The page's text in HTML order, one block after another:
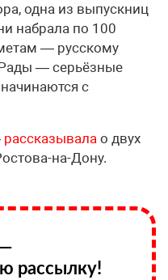
одна из выпускниц
набрала по 100
— русскому
— серьёзные
с
рассказывала о двух
на-Дону.
рассылку!